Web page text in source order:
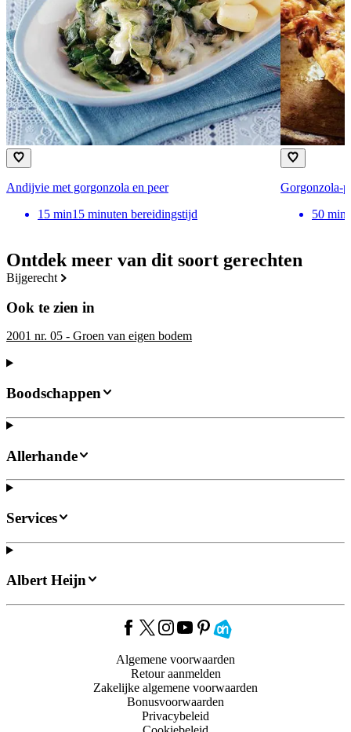
Ontdek meer van dit soort gerechten
bijgerecht
Ook te zien in
2001 nr. 05 - Groen van eigen bodem
Andijvie met gorgonzola en peer
15 min15 minuten bereidingstijd
Gorgonzola-
50 min
Boodschappen
Allerhande
Services
Albert Heijn
Algemene voorwaarden
Retour aanmelden
Zakelijke algemene voorwaarden
Bonusvoorwaarden
Privacybeleid